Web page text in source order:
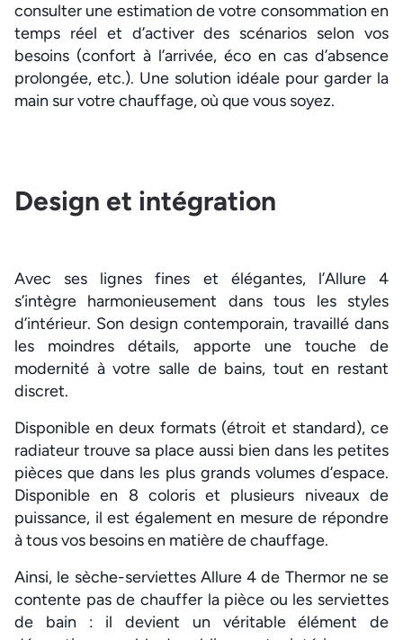
consulter une estimation de votre consommation en
temps réel et d’activer des scénarios selon vos
besoins (confort à l’arrivée, éco en cas d’absence
prolongée, etc.). Une solution idéale pour garder la
main sur votre chauffage, où que vous soyez.
Design et intégration
Avec ses lignes fines et élégantes, l’Allure 4
s’intègre harmonieusement dans tous les styles
d’intérieur. Son design contemporain, travaillé dans
les moindres détails, apporte une touche de
modernité à votre salle de bains, tout en restant
discret.
Disponible en deux formats (étroit et standard), ce
radiateur trouve sa place aussi bien dans les petites
pièces que dans les plus grands volumes d’espace.
Disponible en 8 coloris et plusieurs niveaux de
puissance, il est également en mesure de répondre
à tous vos besoins en matière de chauffage.
Ainsi, le sèche-serviettes Allure 4 de Thermor ne se
contente pas de chauffer la pièce ou les serviettes
de bain : il devient un véritable élément de